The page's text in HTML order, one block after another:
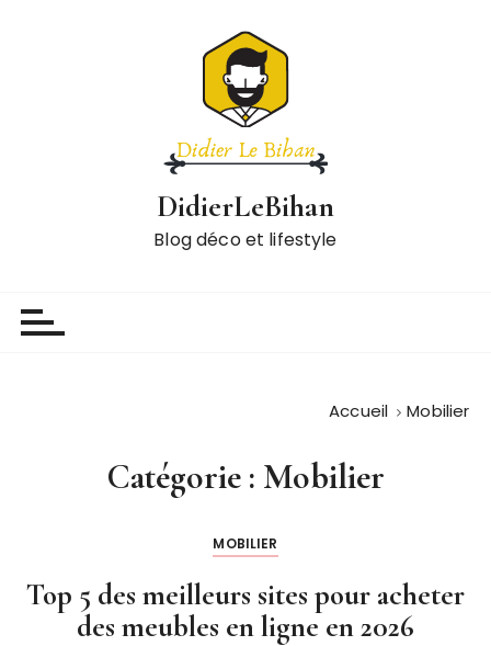
DidierLeBihan
Blog déco et lifestyle
Accueil Mobilier
Catégorie : Mobilier
MOBILIER
Top 5 des meilleurs sites pour acheter
des meubles en ligne en 2026